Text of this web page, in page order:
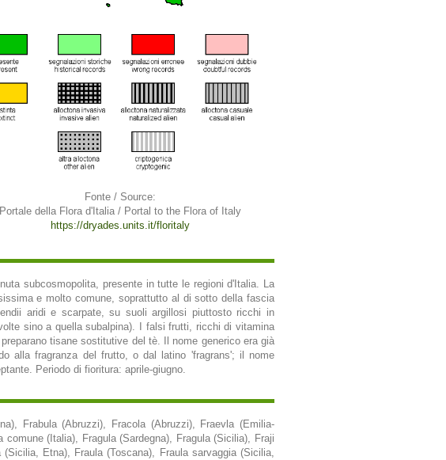
Fonte / Source:
Portale della Flora d'Italia / Portal to the Flora of Italy
https://dryades.units.it/floritaly
subcosmopolita, presente in tutte le regioni d'Italia. La
e molto comune, soprattutto al di sotto della fascia
aridi e scarpate, su suoli argillosi piuttosto ricchi in
sino a quella subalpina). I falsi frutti, ricchi di vitamina
tisane sostitutive del tè. Il nome generico era già
alla fragranza del frutto, o dal latino 'fragrans'; il nome
Periodo di fioritura: aprile-giugno.
Frabula (Abruzzi), Fracola (Abruzzi), Fraevla (Emilia-
(Italia), Fragula (Sardegna), Fragula (Sicilia), Fraji
Etna), Fraula (Toscana), Fraula sarvaggia (Sicilia,